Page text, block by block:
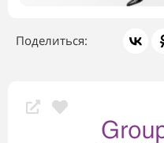
Поделиться: